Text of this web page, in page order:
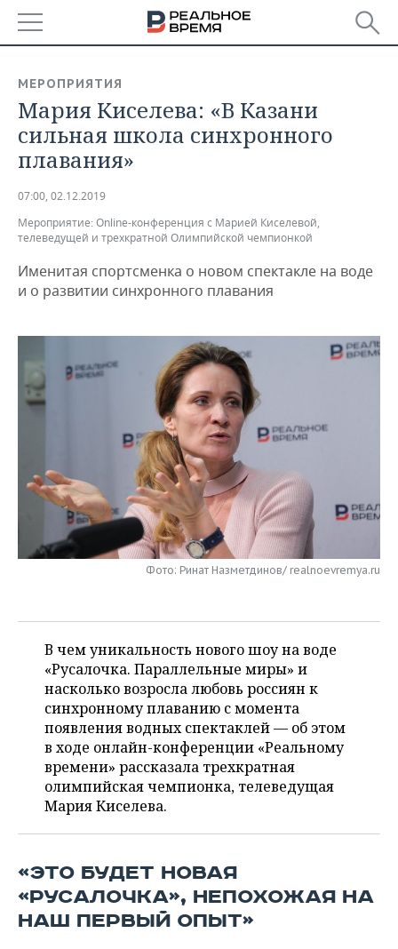
БАШКОРТОСТАН
ТАТАРСТАН
НОВОСТИ
АНАЛИТИКА
ДЕКЛАРАЦИИ О ДОХОДАХ
КОРОЛИ ГОСЗАКАЗА ПФО
КОМУ ПРИНАДЛЕЖАТ
ТОРГОВЫЕ ЦЕНТРЫ
ТАТАРСТАНА
НОВОСТИ ЭКОНОМИКИ
ФИНАНСЫ
ИНВЕСТИЦИИ
ПРОМЫШЛЕННОСТЬ
НОВОСТИ
ПРОМЫШЛЕННОСТИ
МАШИНОСТРОЕНИЕ
НЕФТЕХИМИЯ
ОПК
ЭНЕРГЕТИКА
НЕДВИЖИМОСТЬ
НОВОСТИ БИЗНЕСА
РОЗНИЧНАЯ ТОРГОВЛЯ
ТРАНСПОРТ
УСЛУГИ
ТЕХНОЛОГИИ
НОВОСТИ ТЕХНОЛОГИЙ
IT
МЕДИА
ТЕЛЕКОММУНИКАЦИИ
МЕРОПРИЯТИЯ
НОВОСТИ МЕРОПРИЯТИЙ
ВЫЕЗДНАЯ РЕДАКЦИЯ
БИЗНЕС-БРАНЧИ
СПОРТ
НОВОСТИ СПОРТА
ФУТБОЛ
ВОЛЕЙБОЛ
КИБЕРСПОРТ
ФИГУРНОЕ КАТАНИЕ
ВОДНЫЕ ВИДЫ СПОРТА
ХОККЕЙ С МЯЧОМ
ОБЩЕСТВО
НОВОСТИ ОБЩЕСТВА
ИСТОРИЯ
КУЛЬТУРА
МЕДИЦИНА
ОБРАЗОВАНИЕ
ПРОИСШЕСТВИЯ
ФОТОГАЛЕРЕЯ
СПИСОК ПЕРСОН
СПИСОК КОМПАНИЙ
ПОЛНАЯ ВЕРСИЯ
МЕРОПРИЯТИЯ
Мария Киселева: «В Казани
сильная школа синхронного
плавания»
07:00, 02.12.2019
Мероприятие: Online-конференция с Марией Киселевой,
телеведущей и трехкратной Олимпийской чемпионкой
Именитая спортсменка о новом спектакле на воде
и о развитии синхронного плавания
Фото: Ринат Назметдинов/ realnoevremya.ru
В чем уникальность нового шоу на воде
«Русалочка. Параллельные миры» и
насколько возросла любовь россиян к
синхронному плаванию с момента
появления водных спектаклей — об этом
в ходе онлайн-конференции «Реальному
времени» рассказала трехкратная
олимпийская чемпионка, телеведущая
Мария Киселева.
«ЭТО БУДЕТ НОВАЯ
«РУСАЛОЧКА», НЕПОХОЖАЯ НА
НАШ ПЕРВЫЙ ОПЫТ»